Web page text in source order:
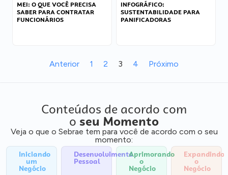
MEI: O QUE VOCÊ PRECISA
SABER PARA CONTRATAR
FUNCIONÁRIOS
INFOGRÁFICO:
SUSTENTABILIDADE PARA
PANIFICADORAS
Anterior 1 2 3 4 Próximo
Conteúdos de acordo com
o seu Momento
Veja o que o Sebrae tem para você de acordo com o seu
momento:
Iniciando
um
Negócio
Desenvolvimento
Pessoal
Aprimorando
o
Negócio
Expandindo
o
Negócio